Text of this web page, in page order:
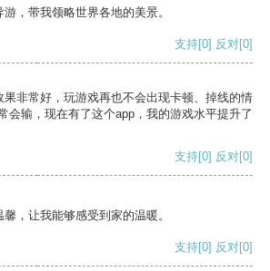
，带我领略世界各地的美景。
支持[0] 反对[0]
非常好，玩游戏再也不会出现卡顿、掉线的情
会输，现在有了这个app，我的游戏水平提升了
支持[0] 反对[0]
，让我能够感受到家的温暖。
支持[0] 反对[0]